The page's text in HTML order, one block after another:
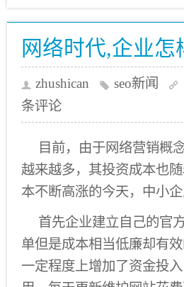
网络时代,企业
zhushican seo新闻
条评论
目前，由于网络营销概
越来越多，其投资成本也
本不断高涨的今天，中小
首先企业建立自己的官
单但是成本相当低廉却有
一定程度上增加了资金投